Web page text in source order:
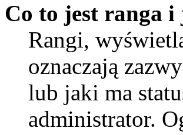
Co to jest ranga
Rangi,
oznaczają
lub jaki ma
administrator.